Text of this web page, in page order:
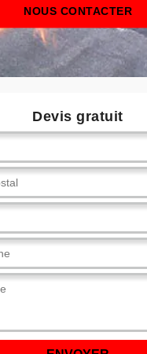
NOUS CONTACTER
Devis gratuit